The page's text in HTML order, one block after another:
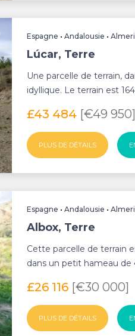
Espagne •Andalousie •
Lúcar, Terre
Une parcelle de terrain,
idyllique. Le terrain est
£43 484 [€49 950]
PLUS DE DÉTAILS
Espagne •Andalousie •
Albox, Terre
Cette parcelle de terrain
dans un petit hameau de
£26 116 [€30 000]
PLUS DE DÉTAILS